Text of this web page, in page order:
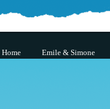
Home Emile & Simone